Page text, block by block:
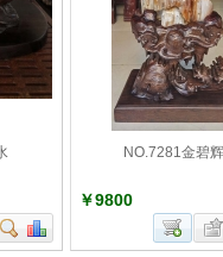
NO.7281金碧
￥9800